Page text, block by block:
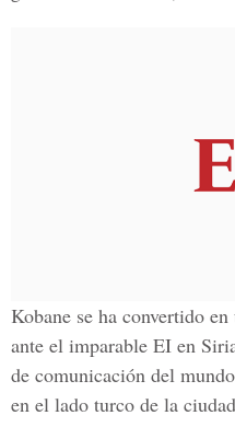
Kobane se ha convertido
ante el imparable EI en
de comunicación del
en el lado turco de la